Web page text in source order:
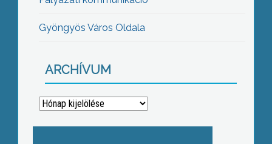
Gyöngyös Város Oldala
ARCHÍVUM
Archívum